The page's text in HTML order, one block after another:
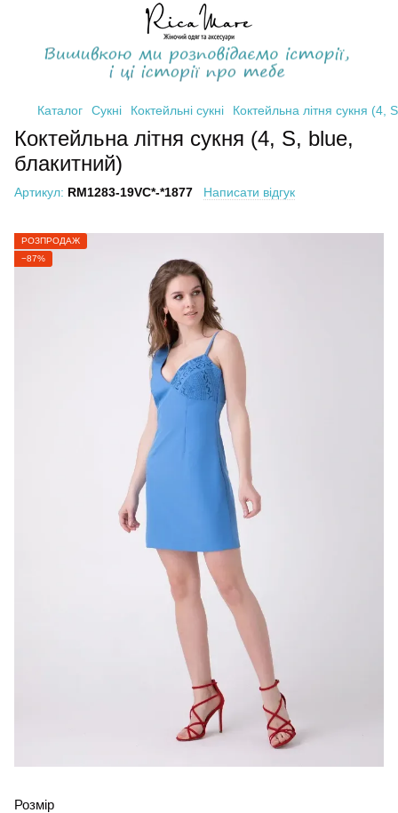
Каталог Сукні Коктейльні сукні Коктейльна літня сукня (4,
Коктейльна літня сукня (4, S, blue,
блакитний)
Артикул: RM1283-19VC*-*1877 Написати відгук
РОЗПРОДАЖ
−87%
Розмір